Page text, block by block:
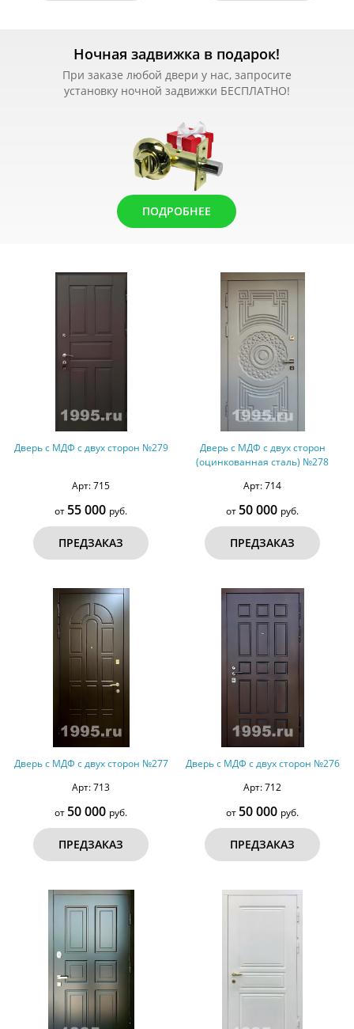
Ночная задвижка в подарок!
При заказе любой двери у нас, запросите
установку ночной задвижки БЕСПЛАТНО!
ПОДРОБНЕЕ
Дверь с МДФ с двух сторон №279
Арт: 715
от 55 000 руб.
ПРЕДЗАКАЗ
Дверь с МДФ с двух сторон
(оцинкованная сталь) №278
Арт: 714
от 50 000 руб.
ПРЕДЗАКАЗ
Дверь с МДФ с двух сторон №277
Арт: 713
от 50 000 руб.
ПРЕДЗАКАЗ
Дверь с МДФ с двух сторон №276
Арт: 712
от 50 000 руб.
ПРЕДЗАКАЗ